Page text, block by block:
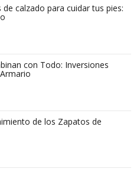
calzado para cuidar tus pies:
con Todo: Inversiones
de los Zapatos de